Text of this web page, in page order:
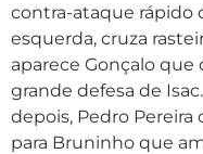
contra-ataque rápido
esquerda, cruza
aparece Gonçalo que
grande defesa de
depois, Pedro Pereira
para Bruninho que